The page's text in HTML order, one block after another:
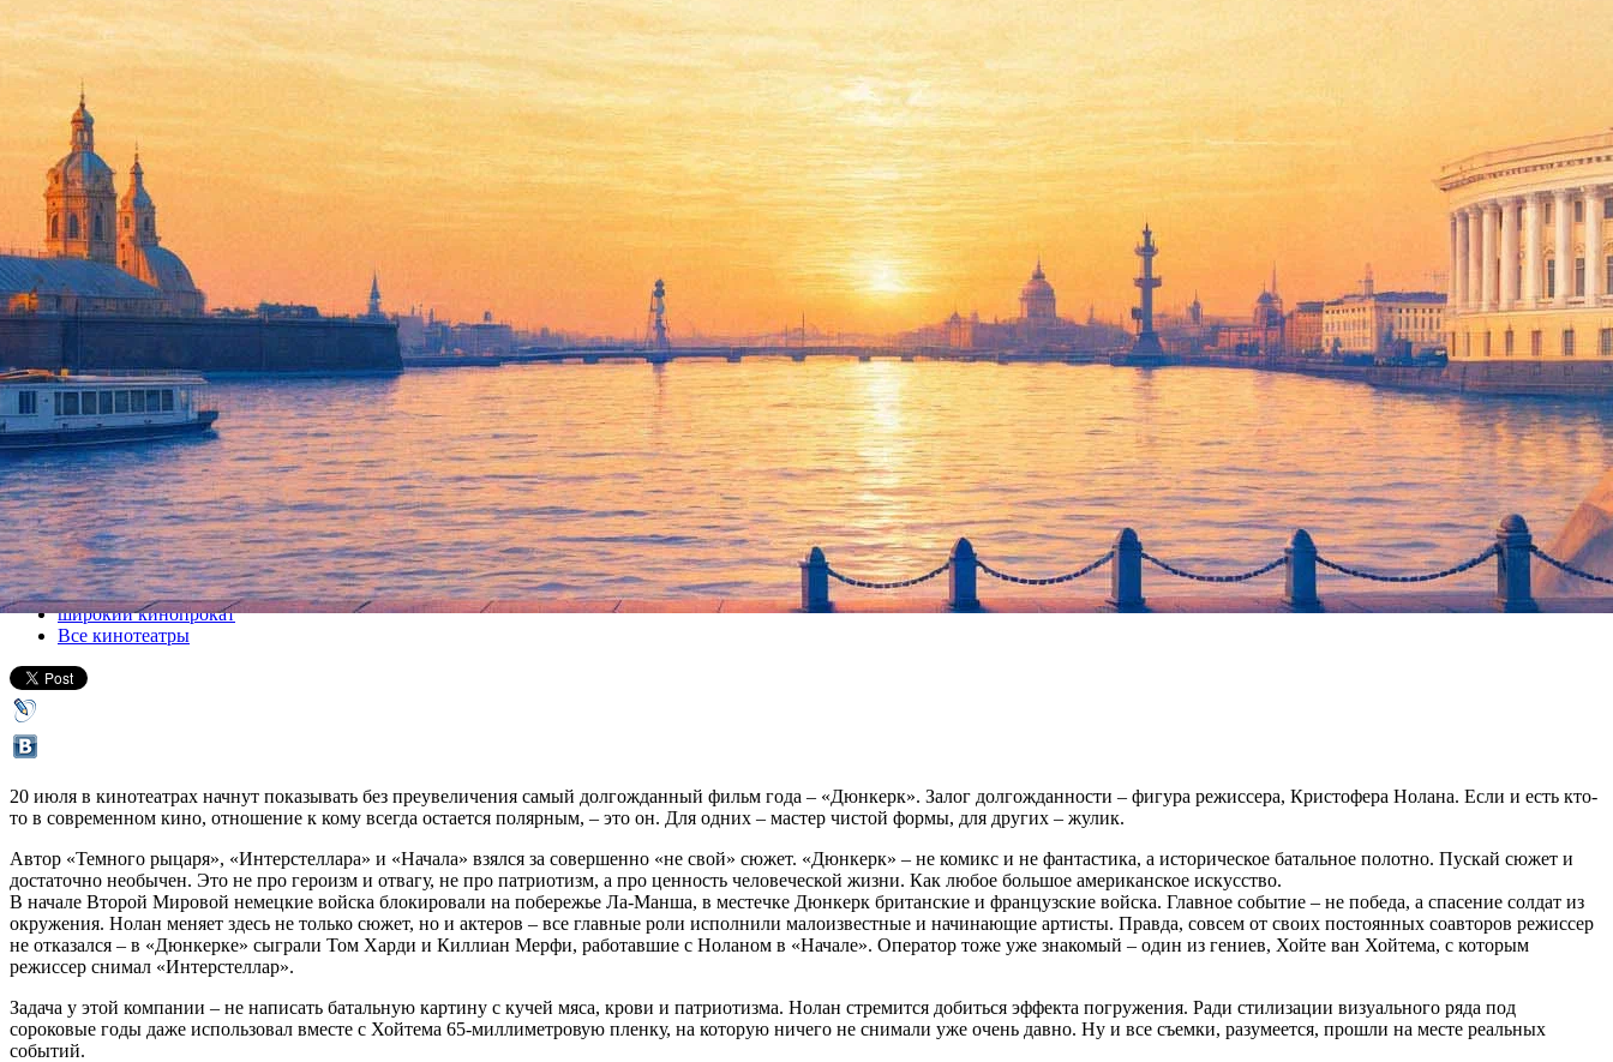
“Дюнкерк” Кристофера Нолана выходит на экраны
20 июля 2017, четверг-02 августа 2017, среда
Версия для печати
Все кино
широкий кинопрокат
Все кинотеатры
20 июля в кинотеатрах начнут показывать без преувеличения самый долгожданный фильм года – «Дюнкерк». Залог долгожданности – фигура режиссера, Кристофера Нолана. Если и есть кто-
то в современном кино, отношение к кому всегда остается полярным, – это он. Для одних – мастер чистой формы, для других – жулик.
Автор «Темного рыцаря», «Интерстеллара» и «Начала» взялся за совершенно «не свой» сюжет. «Дюнкерк» – не комикс и не фантастика, а историческое батальное полотно. Пускай сюжет и
достаточно необычен. Это не про героизм и отвагу, не про патриотизм, а про ценность человеческой жизни. Как любое большое американское искусство.
В начале Второй Мировой немецкие войска блокировали на побережье Ла-Манша, в местечке Дюнкерк британские и французские войска. Главное событие – не победа, а спасение солдат из
окружения. Нолан меняет здесь не только сюжет, но и актеров – все главные роли исполнили малоизвестные и начинающие артисты. Правда, совсем от своих постоянных соавторов режиссер
не отказался – в «Дюнкерке» сыграли Том Харди и Киллиан Мерфи, работавшие с Ноланом в «Начале». Оператор тоже уже знакомый – один из гениев, Хойте ван Хойтема, с которым
режиссер снимал «Интерстеллар».
Задача у этой компании – не написать батальную картину с кучей мяса, крови и патриотизма. Нолан стремится добиться эффекта погружения. Ради стилизации визуального ряда под
сороковые годы даже использовал вместе с Хойтема 65-миллиметровую пленку, на которую ничего не снимали уже очень давно. Ну и все съемки, разумеется, прошли на месте реальных
событий.